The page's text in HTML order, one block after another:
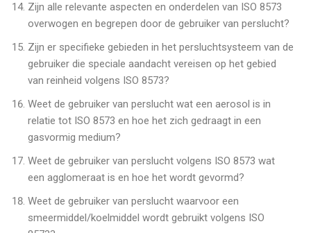
Zijn alle relevante aspecten en onderdelen van ISO 8573
overwogen en begrepen door de gebruiker van perslucht?
Zijn er specifieke gebieden in het persluchtsysteem van de
gebruiker die speciale aandacht vereisen op het gebied
van reinheid volgens ISO 8573?
Weet de gebruiker van perslucht wat een aerosol is in
relatie tot ISO 8573 en hoe het zich gedraagt in een
gasvormig medium?
Weet de gebruiker van perslucht volgens ISO 8573 wat
een agglomeraat is en hoe het wordt gevormd?
Weet de gebruiker van perslucht waarvoor een
smeermiddel/koelmiddel wordt gebruikt volgens ISO